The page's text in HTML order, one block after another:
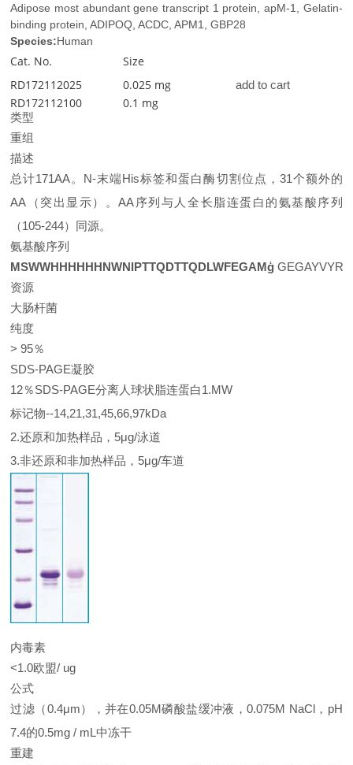
Adipose most abundant gene transcript 1 protein, apM-1, Gelatin-
binding protein, ADIPOQ, ACDC, APM1, GBP28
Species:Human
Cat. No.
Size
RD172112025
0.025 mg add to cart
RD172112100 0.1 mg
类型
重组
描述
总计171AA。N-末端His标签和蛋白酶切割位点，31个额外的
AA（突出显示）。AA序列与人全长脂连蛋白的氨基酸序列
（105-244）同源。
氨基酸序列
MSWWHHHHHHNWNIPTTQDTTQDLWFEGAMģ GEGAYVYRS
资源
大肠杆菌
纯度
> 95％
SDS-PAGE凝胶
12％SDS-PAGE分离人球状脂连蛋白1.MW
标记物--14,21,31,45,66,97kDa
2.还原和加热样品，5μg/泳道
3.非还原和非加热样品，5μg/车道
内毒素
<1.0欧盟/ ug
公式
过滤（0.4μm），并在0.05M磷酸盐缓冲液，0.075M NaCl，pH
7.4的0.5mg / mL中冻干
重建